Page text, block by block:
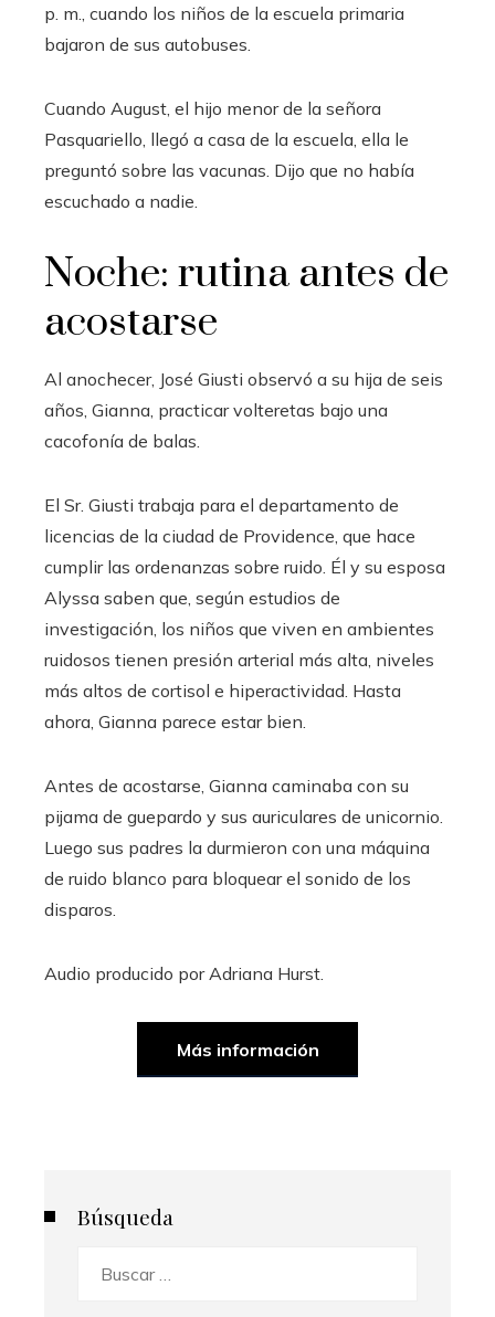
p. m., cuando los niños de la escuela primaria
bajaron de sus autobuses.
Cuando August, el hijo menor de la señora
Pasquariello, llegó a casa de la escuela, ella le
preguntó sobre las vacunas. Dijo que no había
escuchado a nadie.
Noche: rutina antes de
acostarse
Al anochecer, José Giusti observó a su hija de seis
años, Gianna, practicar volteretas bajo una
cacofonía de balas.
El Sr. Giusti trabaja para el departamento de
licencias de la ciudad de Providence, que hace
cumplir las ordenanzas sobre ruido. Él y su esposa
Alyssa saben que, según estudios de
investigación, los niños que viven en ambientes
ruidosos tienen presión arterial más alta, niveles
más altos de cortisol e hiperactividad. Hasta
ahora, Gianna parece estar bien.
Antes de acostarse, Gianna caminaba con su
pijama de guepardo y sus auriculares de unicornio.
Luego sus padres la durmieron con una máquina
de ruido blanco para bloquear el sonido de los
disparos.
Audio producido por Adriana Hurst
Más información
Búsqueda